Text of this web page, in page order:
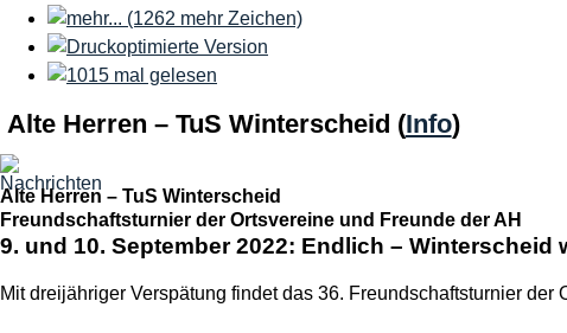
Alte Herren – TuS Winterscheid (Info)
Alte Herren – TuS Winterscheid
Freundschaftsturnier der Ortsvereine und Freunde der AH
9. und 10. September 2022: Endlich – Winterscheid
Mit dreijähriger Verspätung findet das 36. Freundschaftsturnier der